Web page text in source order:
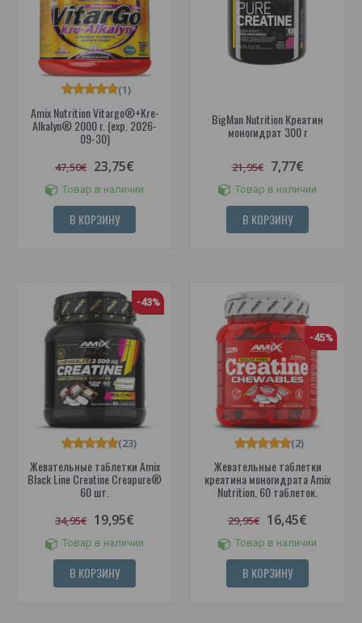
Amix Nutrition Vitargo®+Kre-
Alkalyn® 2000 г. (exp. 2026-
09-30)
(1)
47,50€ 23,75€
Товар в наличии
В КОРЗИНУ
BigMan Nutrition Креатин
моногидрат 300 г
21,95€ 7,77€
Товар в наличии
В КОРЗИНУ
-43%
Жевательные таблетки Amix
Black Line Creatine Creapure®
60 шт.
(23)
34,95€ 19,95€
Товар в наличии
В КОРЗИНУ
-45%
Жевательные таблетки
креатина моногидрата Amix
Nutrition, 60 таблеток.
(2)
29,95€ 16,45€
Товар в наличии
В КОРЗИНУ